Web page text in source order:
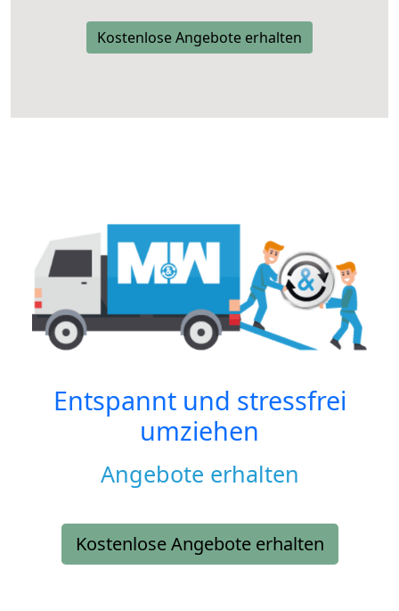
Kostenlose Angebote erhalten
Entspannt und stressfrei
umziehen
Angebote erhalten
Kostenlose Angebote erhalten